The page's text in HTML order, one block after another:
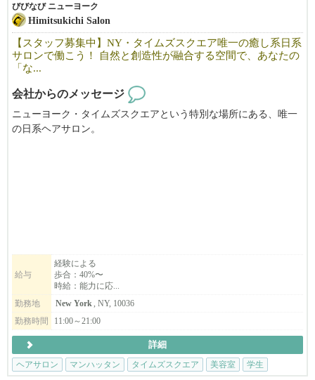
びびなび ニューヨーク
Himitsukichi Salon
【スタッフ募集中】NY・タイムズスクエア唯一の癒し系日系
サロンで働こう！ 自然と創造性が融合する空間で、あなたの
「な...
会社からのメッセージ
ニューヨーク・タイムズスクエアという特別な場所にある、唯一
の日系ヘアサロン。
経験や語学力に関係なく、美容に対する情熱と向上心がある方を
歓迎しています。
ライセンス・ビザ取得のサポートも行っておりますので、まずは
お気軽にご相談ください。
給与
経験による
歩合：40%〜
時給：能力に応...
勤務地
New York, NY, 10036
勤務時間
11:00～21:00
詳細
ヘアサロン
マンハッタン タイムズスクエア 美容室 学生